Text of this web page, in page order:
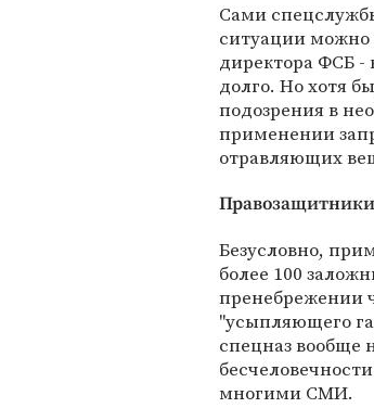
Сами
ситуации можно
директора ФСБ -
долго. Но хотя
подозрения в
применении
отравляющих
Безусловно,
более 100
пренебрежении
"усыпляющего
спецназ вообще
многими СМИ.